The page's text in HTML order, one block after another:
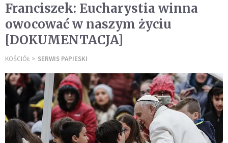
Franciszek: Eucharystia winna
owocować w naszym życiu
[DOKUMENTACJA]
KOŚCIÓŁ SERWIS PAPIESKI